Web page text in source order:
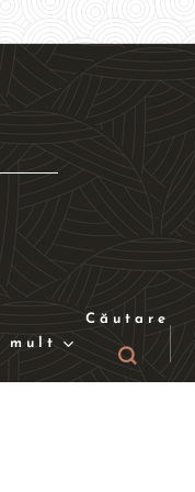
mult
Căutare